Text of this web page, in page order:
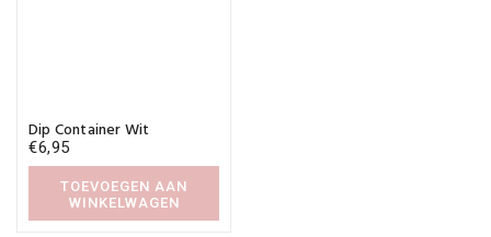
Dip Container Wit
€6,95
TOEVOEGEN AAN
WINKELWAGEN